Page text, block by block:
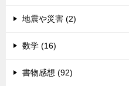
地震や災害 (2)
数学 (16)
書物感想 (92)